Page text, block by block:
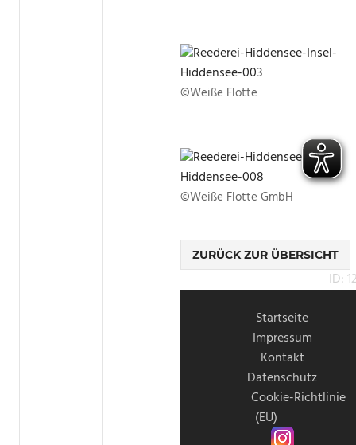
©Weiße Flotte
©Weiße Flotte GmbH
ZURÜCK ZUR ÜBERSICHT
ID:
Startseite
Impressum
Kontakt
Datenschutz
Cookie-Richtlinie
(EU)
Instagram